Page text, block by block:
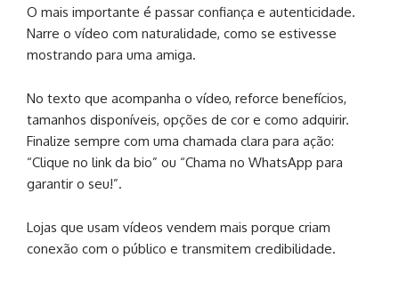
O mais importante é passar confiança e autenticidade.
Narre o vídeo com naturalidade, como se estivesse
mostrando para uma amiga.
No texto que acompanha o vídeo, reforce benefícios,
tamanhos disponíveis, opções de cor e como adquirir.
Finalize sempre com uma chamada clara para ação:
“Clique no link da bio” ou “Chama no WhatsApp para
garantir o seu!”.
Lojas que usam vídeos vendem mais porque criam
conexão com o público e transmitem credibilidade.